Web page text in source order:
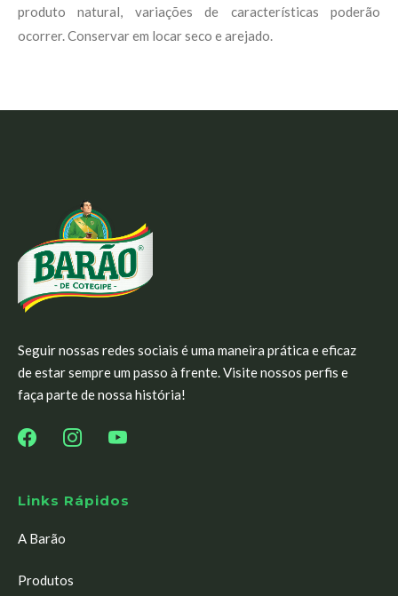
produto natural, variações de características poderão
ocorrer. Conservar em locar seco e arejado.
Seguir nossas redes sociais é uma maneira prática e eficaz
de estar sempre um passo à frente. Visite nossos perfis e
faça parte de nossa história!
Links Rápidos
A Barão
Produtos